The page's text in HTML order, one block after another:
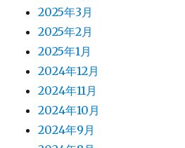
2025年3月
2025年2月
2025年1月
2024年12月
2024年11月
2024年10月
2024年9月